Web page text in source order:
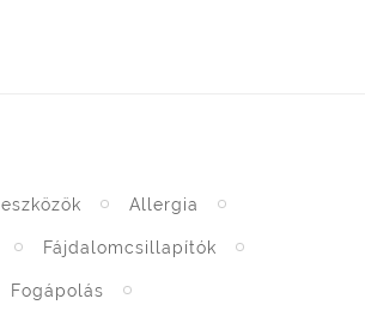
Allergia
Fájdalomcsillapítók
Fogápolás